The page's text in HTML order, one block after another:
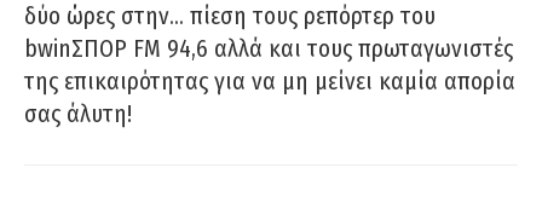
δύο ώρες στην… πίεση τους ρεπόρτερ του
bwinΣΠΟΡ FM 94,6 αλλά και τους πρωταγωνιστές
της επικαιρότητας για να μη μείνει καμία απορία
σας άλυτη!